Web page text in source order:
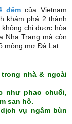
đêm của Vietnam
khám phá 2 thành
chỉ được hòa
Nha Trang mà còn
mộng mơ Đà Lạt.
nhà & ngoài
như phao chuối,
san hô.
vụ ngâm bùn